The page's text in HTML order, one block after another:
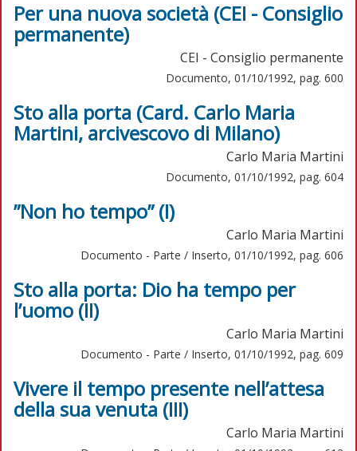
Per una nuova società (CEI - Consiglio
permanente)
CEI - Consiglio permanente
Documento, 01/10/1992, pag. 600
Sto alla porta (Card. Carlo Maria
Martini, arcivescovo di Milano)
Carlo Maria Martini
Documento, 01/10/1992, pag. 604
”Non ho tempo” (I)
Carlo Maria Martini
Documento - Parte / Inserto, 01/10/1992, pag. 606
Sto alla porta: Dio ha tempo per
l’uomo (II)
Carlo Maria Martini
Documento - Parte / Inserto, 01/10/1992, pag. 609
Vivere il tempo presente nell’attesa
della sua venuta (III)
Carlo Maria Martini